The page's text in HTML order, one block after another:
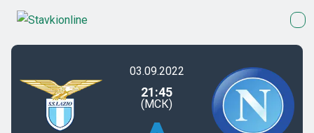
03.09.2022
21:45
(МСК)